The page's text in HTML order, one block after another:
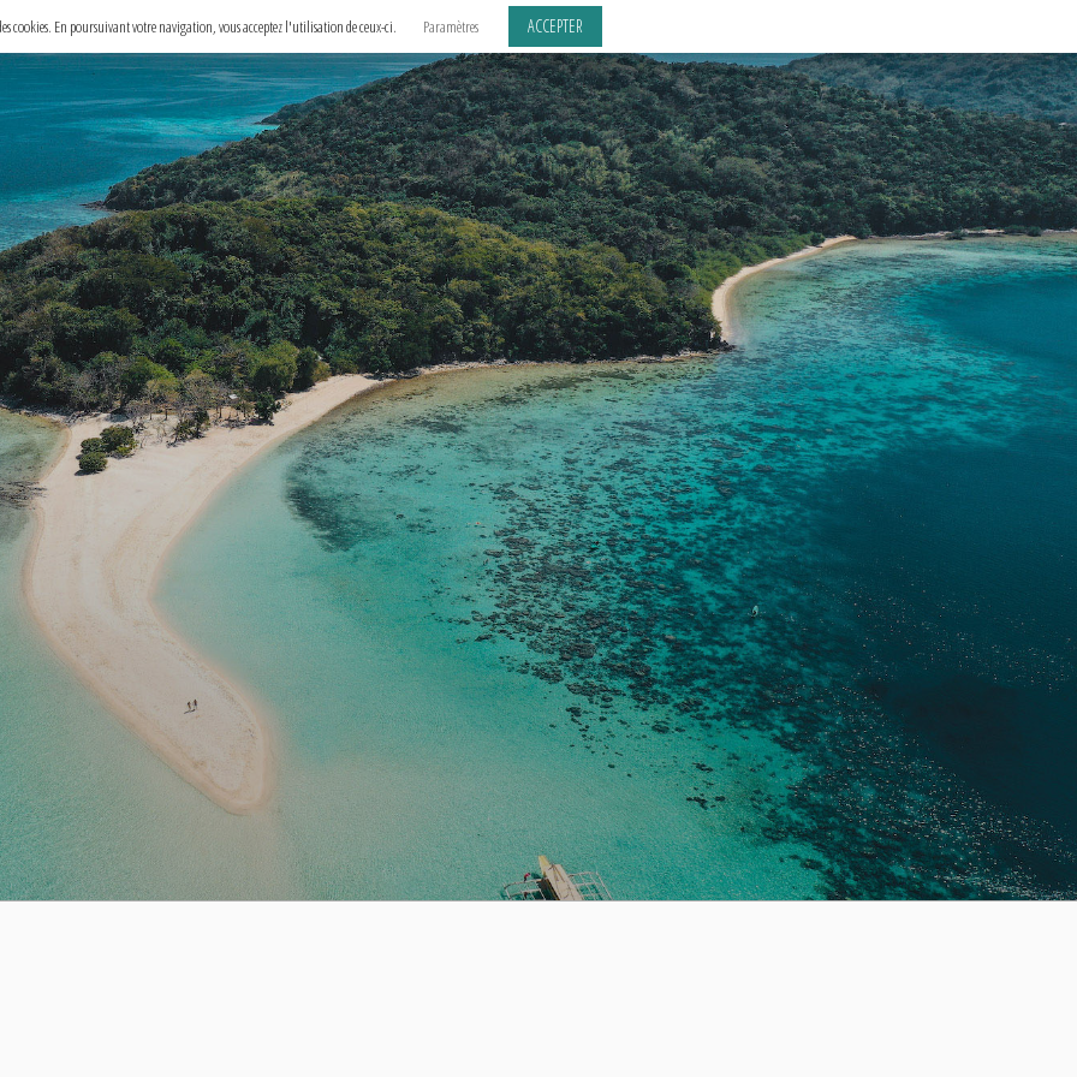
cookies. En poursuivant votre navigation, vous acceptez l'utilisation de ceux-ci. Paramètres ACCEPTER